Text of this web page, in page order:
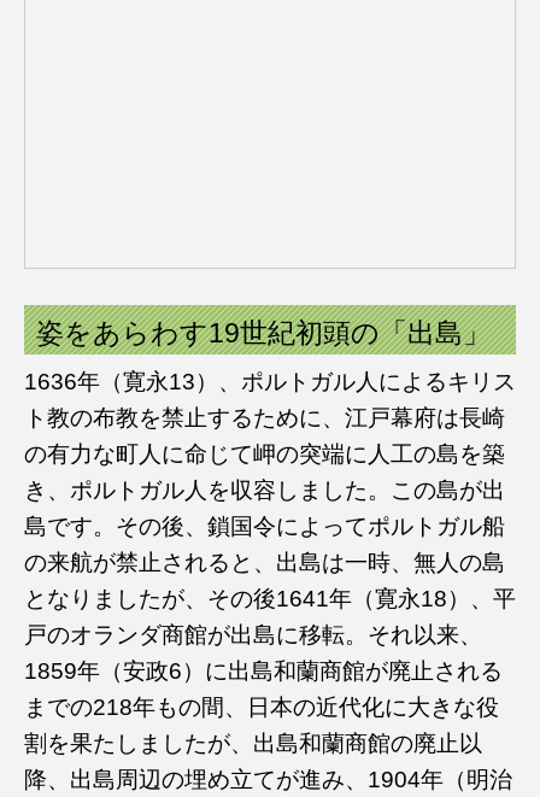
姿をあらわす19世紀初頭の「出島」
1636年（寛永13）、ポルトガル人によるキリス
ト教の布教を禁止するために、江戸幕府は長崎
の有力な町人に命じて岬の突端に人工の島を築
き、ポルトガル人を収容しました。この島が出
島です。その後、鎖国令によってポルトガル船
の来航が禁止されると、出島は一時、無人の島
となりましたが、その後1641年（寛永18）、平
戸のオランダ商館が出島に移転。それ以来、
1859年（安政6）に出島和蘭商館が廃止される
までの218年もの間、日本の近代化に大きな役
割を果たしましたが、出島和蘭商館の廃止以
降、出島周辺の埋め立てが進み、1904年（明治